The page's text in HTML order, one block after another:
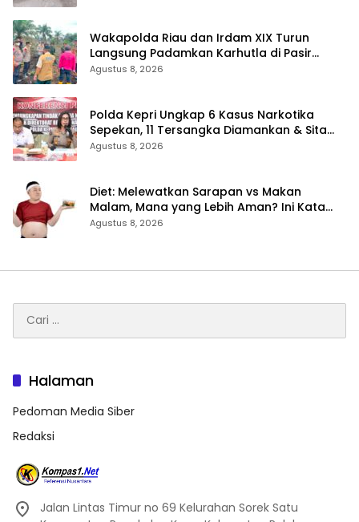
Wakapolda Riau dan Irdam XIX Turun
Langsung Padamkan Karhutla di Pasir
Limau Kapas Rohil
Agustus 8, 2026
Polda Kepri Ungkap 6 Kasus Narkotika
Sepekan, 11 Tersangka Diamankan & Sita
402 Gram Sabu
Agustus 8, 2026
Diet: Melewatkan Sarapan vs Makan
Malam, Mana yang Lebih Aman? Ini Kata
Dokter
Agustus 8, 2026
untuk:
Halaman
Pedoman Media Siber
Redaksi
Jalan Lintas Timur no 69 Kelurahan Sorek Satu